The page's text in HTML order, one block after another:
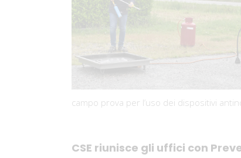
campo prova per l’uso dei dispositivi
CSE riunisce gli uffici con